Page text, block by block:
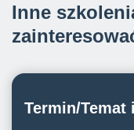
Inne
Termin/